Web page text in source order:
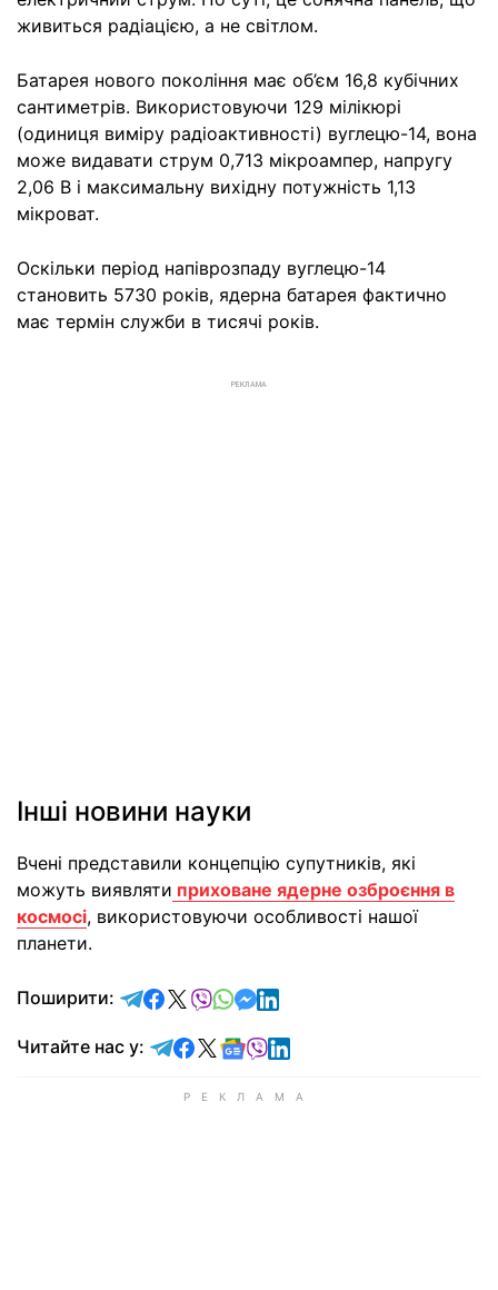
живиться радіацією, а не світлом.
Батарея нового покоління має об’єм 16,8 кубічних
сантиметрів. Використовуючи 129 мілікюрі
(одиниця виміру радіоактивності) вуглецю-14, вона
може видавати струм 0,713 мікроампер, напругу
2,06 В і максимальну вихідну потужність 1,13
мікроват.
Оскільки період напіврозпаду вуглецю-14
становить 5730 років, ядерна батарея фактично
має термін служби в тисячі років.
РЕКЛАМА
Інші новини науки
Вчені представили концепцію супутників, які
можуть виявляти приховане ядерне озброєння в
космосі, використовуючи особливості нашої
планети.
Поширити: відправити у Telegram
поділитись у Facebook
поділитись у X
відправити у Viber
відправити у Whatsapp
відправити у Messenger
відправити у LinkedIn
Читайте нас у: Читайте у Telegram
Читайте у Facebook
Читайте у X
Читайте у Google news
Читайте у Viber
Читайте у LinkedIn